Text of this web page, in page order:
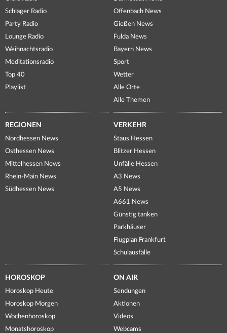
Schlager Radio
Party Radio
Lounge Radio
Weihnachtsradio
Meditationsradio
Top 40
Playlist
Offenbach News
Gießen News
Fulda News
Bayern News
Sport
Wetter
Alle Orte
Alle Themen
REGIONEN
Nordhessen News
Osthessen News
Mittelhessen News
Rhein-Main News
Südhessen News
VERKEHR
Staus Hessen
Blitzer Hessen
Unfälle Hessen
A3 News
A5 News
A661 News
Günstig tanken
Parkhäuser
Flugplan Frankfurt
Schulausfälle
HOROSKOP
Horoskop Heute
Horoskop Morgen
Wochenhoroskop
Monatshoroskop
ON AIR
Sendungen
Aktionen
Videos
Webcams